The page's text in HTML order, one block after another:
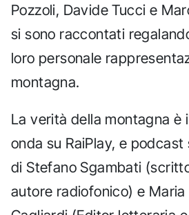
Pozzoli, Davide Tucci e
si sono raccontati
loro personale
montagna.
La verità della montagna è
onda su RaiPlay, e podcast
di Stefano Sgambati
autore radiofonico) e Maria